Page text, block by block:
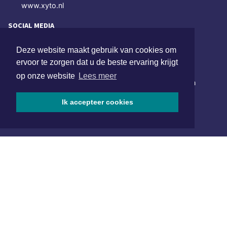
Deze website maakt gebruik van cookies om
ervoor te zorgen dat u de beste ervaring krijgt
op onze website Lees meer
Ik accepteer cookies
www.xyto.nl
SOCIAL MEDIA
NIEUWSBRIEF AANMELDEN
Schrijf je in voor onze nieuwsbrief en krijg wekelijks een
samenvatting van alle gebeurtenissen uit jouw regio.